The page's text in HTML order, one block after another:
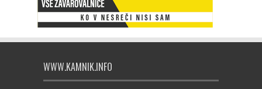
WWW.KAMNIK.INFO